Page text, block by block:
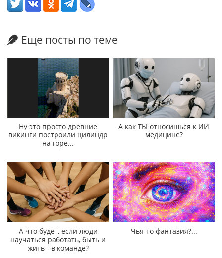
Еще посты по теме
Ну это просто древние
викинги построили цилиндр
на горе...
А как ТЫ относишься к ИИ
медицине?
А что будет, если люди
научаться работать, быть и
жить - в команде?
Чья-то фантазия?...